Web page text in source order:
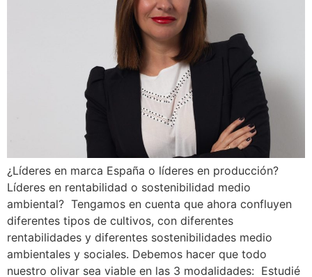
¿Líderes en marca España o líderes en producción?
Líderes en rentabilidad o sostenibilidad medio
ambiental? Tengamos en cuenta que ahora confluyen
diferentes tipos de cultivos, con diferentes
rentabilidades y diferentes sostenibilidades medio
ambientales y sociales. Debemos hacer que todo
nuestro olivar sea viable en las 3 modalidades: Estudié